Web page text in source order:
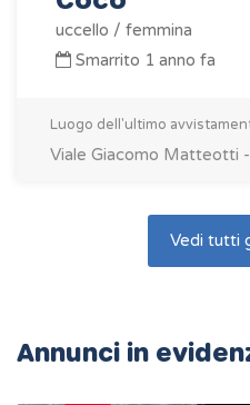
uccello / femmina
Smarrito 1 anno fa
Luogo dell'ultimo
Viale Giacomo Matteotti
Vedi tutti
Annunci in